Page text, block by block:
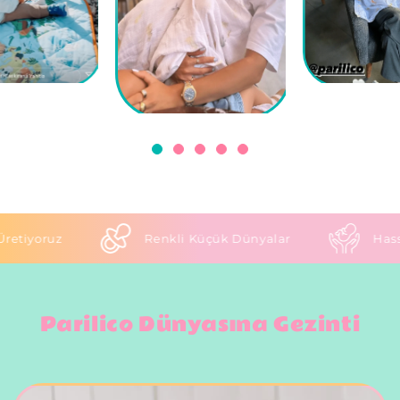
Renkli Küçük Dünyalar Hassas
Parilico Dünyasına Gezinti